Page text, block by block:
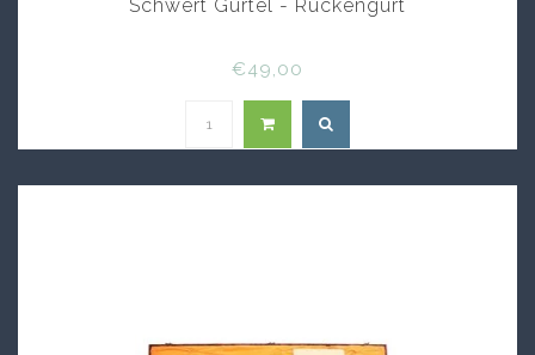
Schwert Gürtel - Rückengurt
€49,00